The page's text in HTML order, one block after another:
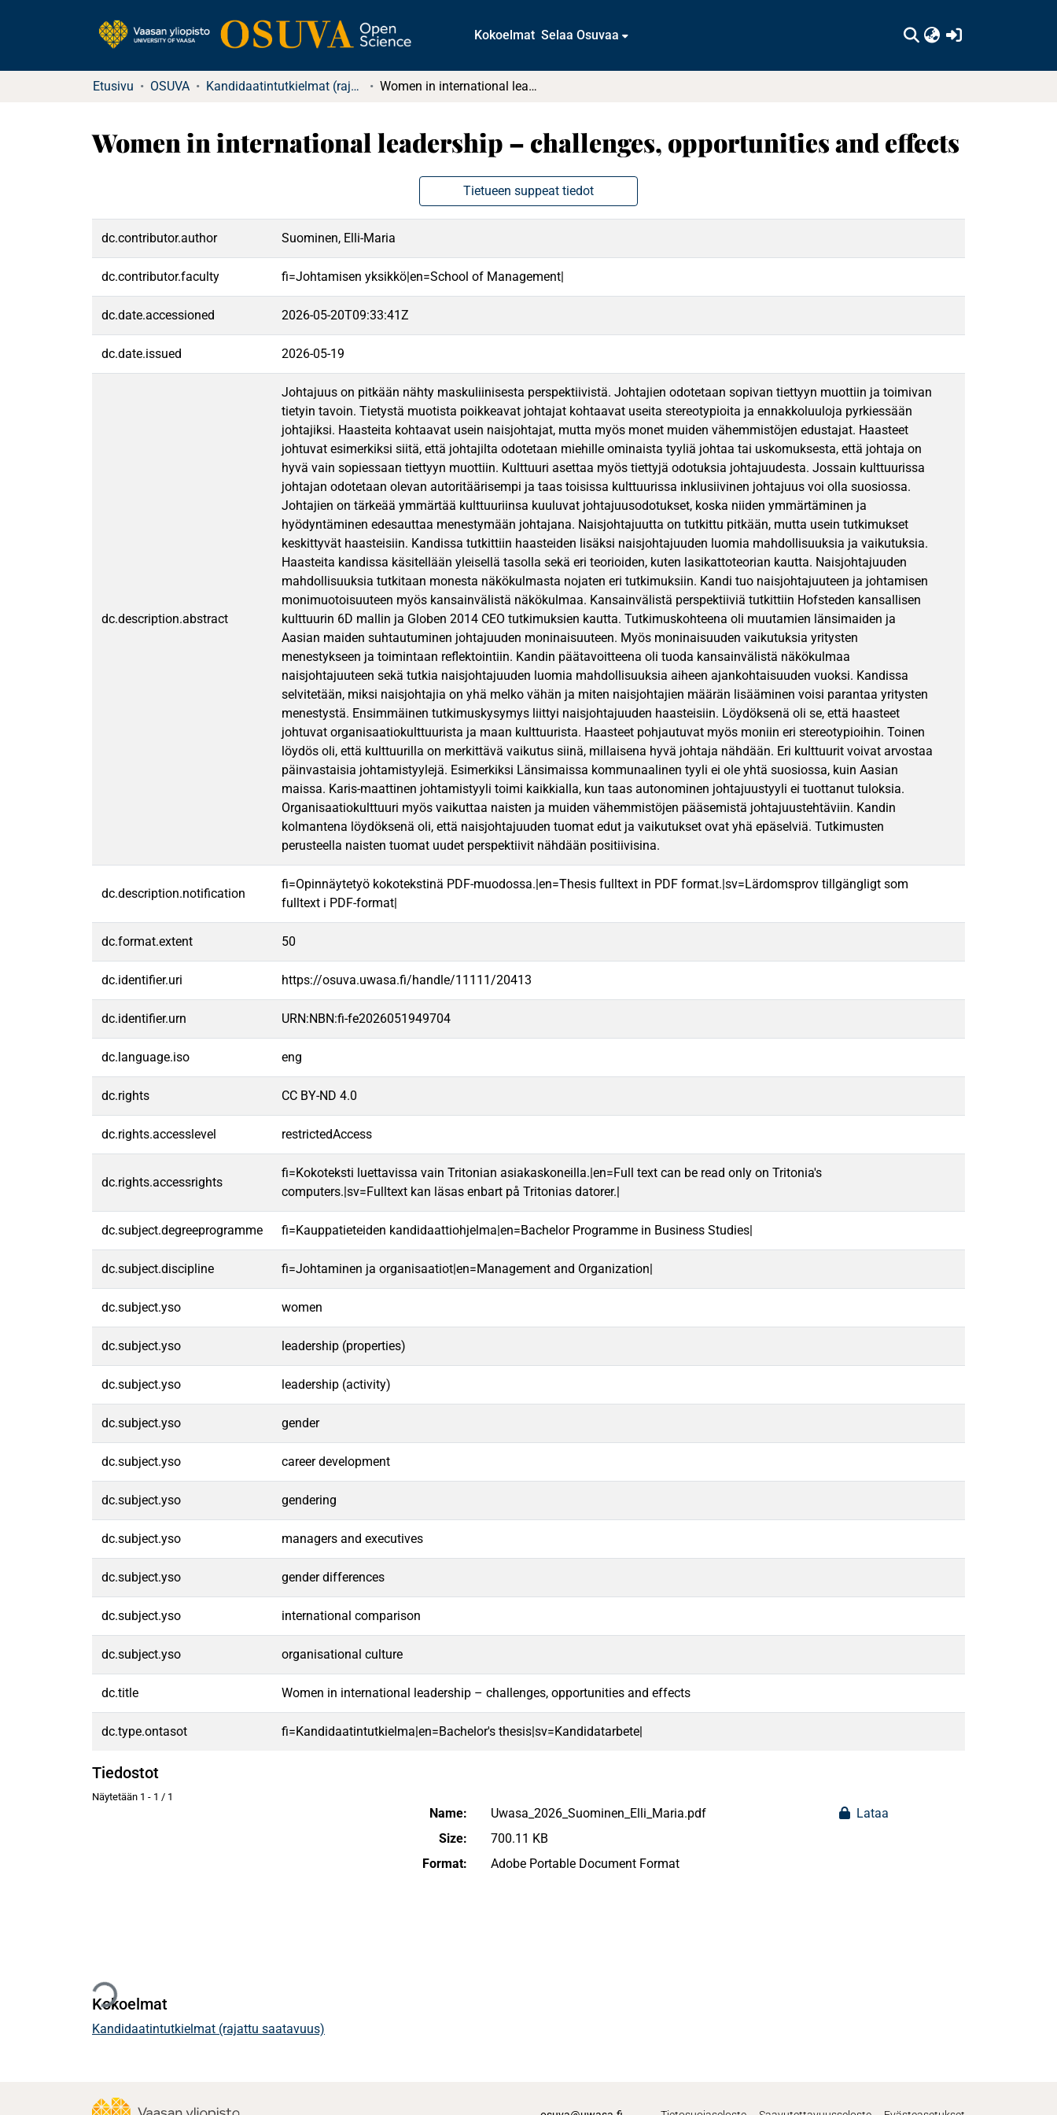
Kokoelmat Selaa Osuvaa
Etusivu OSUVA Kandidaatintutkielmat (rajattu saatavuus) Women in international leadership – challenges, opportunities and effects
Women in international leadership – challenges, opportunities and effects
Tietueen suppeat tiedot
dc.contributor.author Suominen, Elli-Maria
dc.contributor.faculty fi=Johtamisen yksikkö|en=School of Management|
dc.date.accessioned 2026-05-20T09:33:41Z
dc.date.issued 2026-05-19
dc.description.abstract
Johtajuus on pitkään nähty maskuliinisesta perspektiivistä. Johtajien odotetaan sopivan tiettyyn muottiin ja toimivan
tietyin tavoin. Tietystä muotista poikkeavat johtajat kohtaavat useita stereotypioita ja ennakkoluuloja pyrkiessään
johtajiksi. Haasteita kohtaavat usein naisjohtajat, mutta myös monet muiden vähemmistöjen edustajat. Haasteet
johtuvat esimerkiksi siitä, että johtajilta odotetaan miehille ominaista tyyliä johtaa tai uskomuksesta, että johtaja on
hyvä vain sopiessaan tiettyyn muottiin. Kulttuuri asettaa myös tiettyjä odotuksia johtajuudesta. Jossain kulttuurissa
johtajan odotetaan olevan autoritäärisempi ja taas toisissa kulttuurissa inklusiivinen johtajuus voi olla suosiossa.
Johtajien on tärkeää ymmärtää kulttuuriinsa kuuluvat johtajuusodotukset, koska niiden ymmärtäminen ja
hyödyntäminen edesauttaa menestymään johtajana. Naisjohtajuutta on tutkittu pitkään, mutta usein tutkimukset
keskittyvät haasteisiin. Kandissa tutkittiin haasteiden lisäksi naisjohtajuuden luomia mahdollisuuksia ja vaikutuksia.
Haasteita kandissa käsitellään yleisellä tasolla sekä eri teorioiden, kuten lasikattoteorian kautta. Naisjohtajuuden
mahdollisuuksia tutkitaan monesta näkökulmasta nojaten eri tutkimuksiin. Kandi tuo naisjohtajuuteen ja johtamisen
monimuotoisuuteen myös kansainvälistä näkökulmaa. Kansainvälistä perspektiiviä tutkittiin Hofsteden kansallisen
kulttuurin 6D mallin ja Globen 2014 CEO tutkimuksien kautta. Tutkimuskohteena oli muutamien länsimaiden ja
Aasian maiden suhtautuminen johtajuuden moninaisuuteen. Myös moninaisuuden vaikutuksia yritysten
menestykseen ja toimintaan reflektointiin. Kandin päätavoitteena oli tuoda kansainvälistä näkökulmaa
naisjohtajuuteen sekä tutkia naisjohtajuuden luomia mahdollisuuksia aiheen ajankohtaisuuden vuoksi. Kandissa
selvitetään, miksi naisjohtajia on yhä melko vähän ja miten naisjohtajien määrän lisääminen voisi parantaa yritysten
menestystä. Ensimmäinen tutkimuskysymys liittyi naisjohtajuuden haasteisiin. Löydöksenä oli se, että haasteet
johtuvat organisaatiokulttuurista ja maan kulttuurista. Haasteet pohjautuvat myös moniin eri stereotypioihin. Toinen
löydös oli, että kulttuurilla on merkittävä vaikutus siinä, millaisena hyvä johtaja nähdään. Eri kulttuurit voivat arvostaa
päinvastaisia johtamistyylejä. Esimerkiksi Länsimaissa kommunaalinen tyyli ei ole yhtä suosiossa, kuin Aasian
maissa. Karis-maattinen johtamistyyli toimi kaikkialla, kun taas autonominen johtajuustyyli ei tuottanut tuloksia.
Organisaatiokulttuuri myös vaikuttaa naisten ja muiden vähemmistöjen pääsemistä johtajuustehtäviin. Kandin
kolmantena löydöksenä oli, että naisjohtajuuden tuomat edut ja vaikutukset ovat yhä epäselviä. Tutkimusten
perusteella naisten tuomat uudet perspektiivit nähdään positiivisina.
dc.description.notification
fi=Opinnäytetyö kokotekstinä PDF-muodossa.|en=Thesis fulltext in PDF format.|sv=Lärdomsprov tillgängligt som
fulltext i PDF-format|
dc.format.extent 50
dc.identifier.uri https://osuva.uwasa.fi/handle/11111/20413
dc.identifier.urn URN:NBN:fi-fe2026051949704
dc.language.iso eng
dc.rights CC BY-ND 4.0
dc.rights.accesslevel restrictedAccess
dc.rights.accessrights
fi=Kokoteksti luettavissa vain Tritonian asiakaskoneilla.|en=Full text can be read only on Tritonia's
computers.|sv=Fulltext kan läsas enbart på Tritonias datorer.|
dc.subject.degreeprogramme fi=Kauppatieteiden kandidaattiohjelma|en=Bachelor Programme in Business Studies|
dc.subject.discipline fi=Johtaminen ja organisaatiot|en=Management and Organization|
dc.subject.yso women
dc.subject.yso leadership (properties)
dc.subject.yso leadership (activity)
dc.subject.yso gender
dc.subject.yso career development
dc.subject.yso gendering
dc.subject.yso managers and executives
dc.subject.yso gender differences
dc.subject.yso international comparison
dc.subject.yso organisational culture
dc.title Women in international leadership – challenges, opportunities and effects
dc.type.ontasot fi=Kandidaatintutkielma|en=Bachelor's thesis|sv=Kandidatarbete|
Tiedostot
Näytetään 1 - 1 / 1
Ladataan...
Name:
Uwasa_2026_Suominen_Elli_Maria.pdf
Size:
700.11 KB
Format:
Adobe Portable Document Format
Lataa
Kokoelmat
Kandidaatintutkielmat (rajattu saatavuus)